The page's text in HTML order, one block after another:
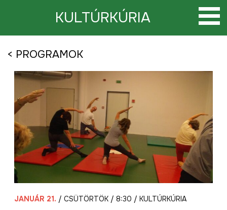
KULTÚRKÚRIA
< PROGRAMOK
JANUÁR 21. / CSÜTÖRTÖK / 8:30 / KULTÚRKÚRIA